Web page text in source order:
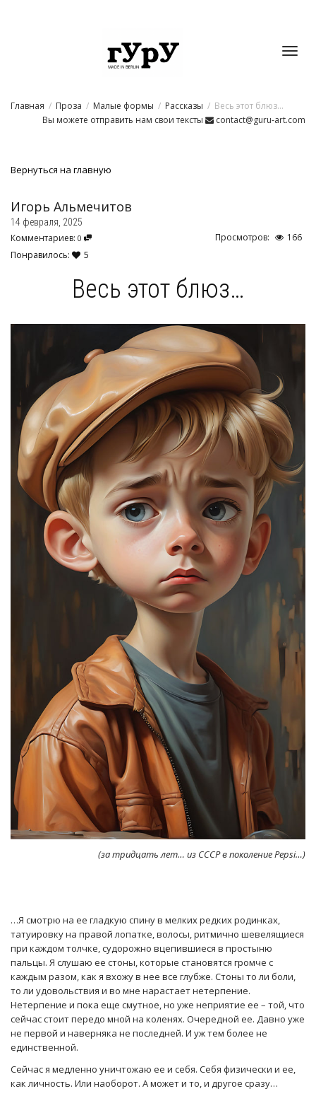
Главная Проза Малые формы Рассказы
Весь этот блюз…
Вы можете отправить нам свои тексты
contact@guru-art.com
Вернуться на главную
Игорь Альмечитов
14 февраля, 2025
Комментариев: 0 Просмотров:
166
Понравилось:
5
Весь этот блюз…
(за тридцать лет… из СССР в поколениеPepsi…)
…Я смотрю на ее гладкую спину в мелких редких родинках,
татуировку на правой лопатке, волосы, ритмично шевелящиеся
при каждом толчке, судорожно вцепившиеся в простыню
пальцы. Я слушаю ее стоны, которые становятся громче с
каждым разом, как я вхожу в нее все глубже. Стоны то ли боли,
то ли удовольствия и во мне нарастает нетерпение.
Нетерпение и пока еще смутное, но уже неприятие ее – той, что
сейчас стоит передо мной на коленях. Очередной ее. Давно уже
не первой и наверняка не последней. И уж тем более не
единственной.
Сейчас я медленно уничтожаю ее и себя. Себя физически и ее,
как личность. Или наоборот. А может и то, и другое сразу…